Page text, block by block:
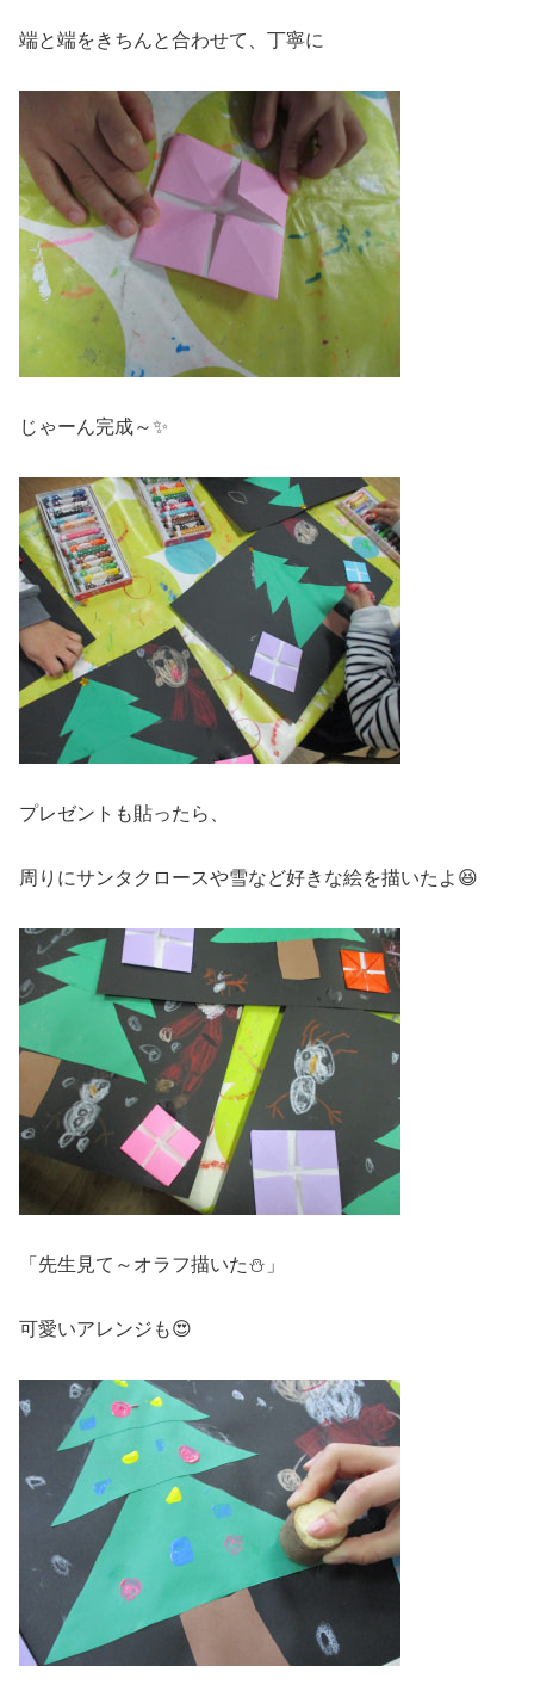
端と端をきちんと合わせて、丁寧に
じゃーん完成～✨
プレゼントも貼ったら、
周りにサンタクロースや雪など好きな絵を描いたよ😆
「先生見て～オラフ描いた⛄」
可愛いアレンジも😍